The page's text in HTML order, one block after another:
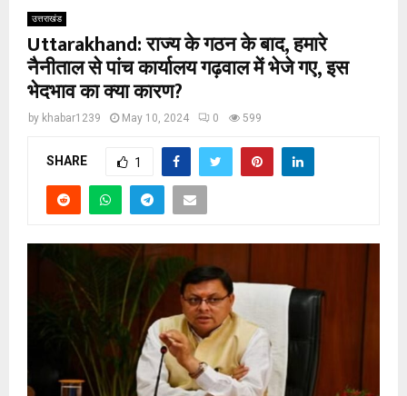
उत्तराखंड
Uttarakhand: राज्य के गठन के बाद, हमारे
नैनीताल से पांच कार्यालय गढ़वाल में भेजे गए, इस
भेदभाव का क्या कारण?
by khabar1239 May 10, 2024 0 599
SHARE 1